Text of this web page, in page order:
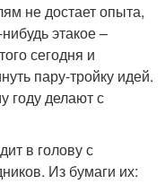
Год в садик
не достает опыта,
этакое –
сегодня и
пару-тройку идей.
году делают с
в голову с
Из бумаги их: